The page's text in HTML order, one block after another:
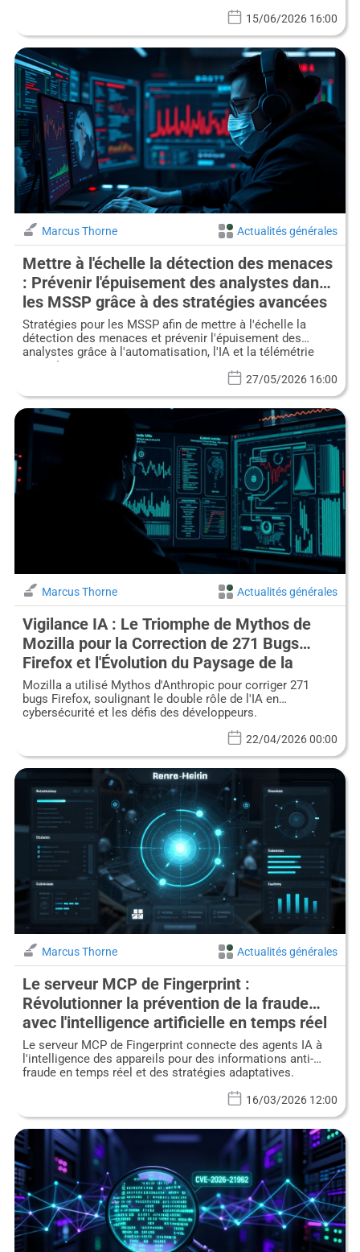
15/06/2026 16:00
Marcus Thorne Actualités générales
Mettre à l'échelle la détection des menaces
: Prévenir l'épuisement des analystes dans
les MSSP grâce à des stratégies avancées
Stratégies pour les MSSP afin de mettre à l'échelle la
détection des menaces et prévenir l'épuisement des
analystes grâce à l'automatisation, l'IA et la télémétrie
avancée.
27/05/2026 16:00
Marcus Thorne Actualités générales
Vigilance IA : Le Triomphe de Mythos de
Mozilla pour la Correction de 271 Bugs
Firefox et l'Évolution du Paysage de la
Cybersécurité
Mozilla a utilisé Mythos d'Anthropic pour corriger 271
bugs Firefox, soulignant le double rôle de l'IA en
cybersécurité et les défis des développeurs.
22/04/2026 00:00
Marcus Thorne Actualités générales
Le serveur MCP de Fingerprint :
Révolutionner la prévention de la fraude
avec l'intelligence artificielle en temps réel
des appareils
Le serveur MCP de Fingerprint connecte des agents IA à
l'intelligence des appareils pour des informations anti-
fraude en temps réel et des stratégies adaptatives.
16/03/2026 12:00